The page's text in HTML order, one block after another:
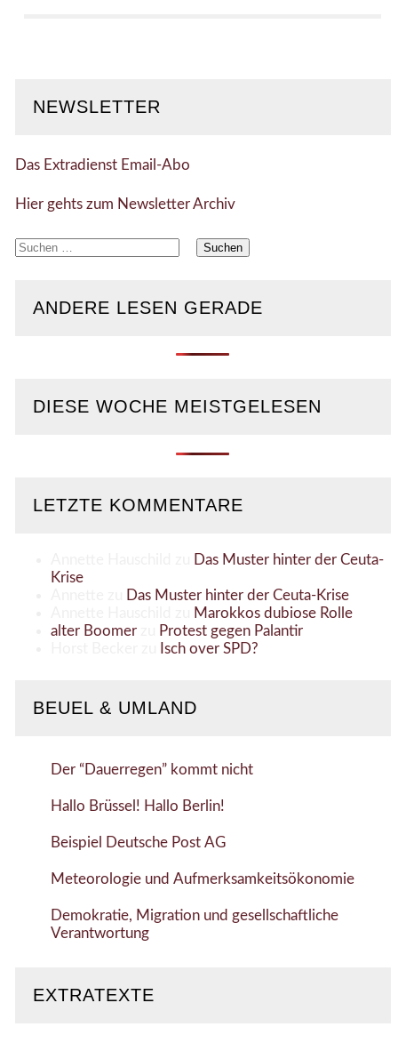
NEWSLETTER
Das Extradienst Email-Abo
Hier gehts zum Newsletter Archiv
Suchen
ANDERE LESEN GERADE
DIESE WOCHE MEISTGELESEN
LETZTE KOMMENTARE
Das Muster hinter der Ceuta-
Krise
Das Muster hinter der Ceuta-Krise
Marokkos dubiose Rolle
alter Boomerzu
Protest gegen Palantir
Isch over SPD?
BEUEL & UMLAND
Der “Dauerregen” kommt nicht
Hallo Brüssel! Hallo Berlin!
Beispiel Deutsche Post AG
Meteorologie und Aufmerksamkeitsökonomie
Demokratie, Migration und gesellschaftliche
Verantwortung
EXTRATEXTE